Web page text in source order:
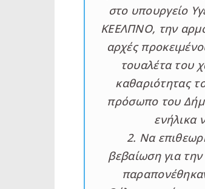
στο υπουργείο
ΚΕΕΛΠΝΟ, την
αρχές
τουαλέτα του
καθαριότητας
πρόσωπο του
ενήλικα
2. Να
βεβαίωση για την